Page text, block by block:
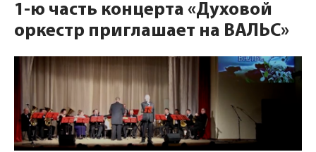
1-ю часть концерта «Духовой
оркестр приглашает на ВАЛЬС»